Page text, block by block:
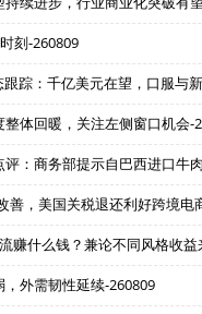
刻-260809
踪：千亿美元在望，口服与
体回暖，关注左侧窗口机会-
：商务部提示自巴西进口牛
善，美国关税退还利好跨境电
赚什么钱？兼论不同风格收益
外需韧性延续-260809